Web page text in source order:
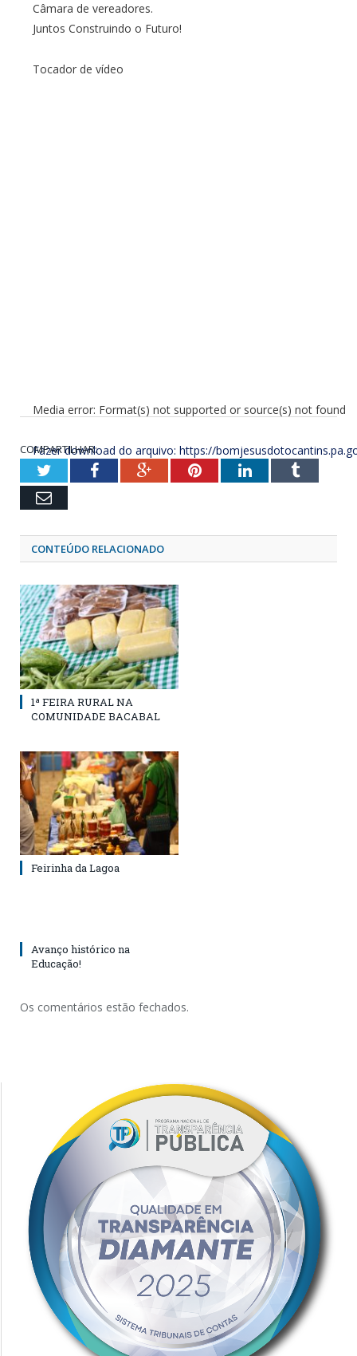
Câmara de vereadores.
Juntos Construindo o Futuro!
Tocador de vídeo
Media error: Format(s) not supported or source(s) not found
Fazer download do arquivo: https://
00:00
COMPARTILHAR:
TwitterFacebookGoogle+PinterestLinkedInTumblr
Email
CONTEÚDO RELACIONADO
1ª FEIRA RURAL NA
COMUNIDADE BACABAL
Feirinha da Lagoa
Avanço histórico na
Educação!
Os comentários estão fechados.